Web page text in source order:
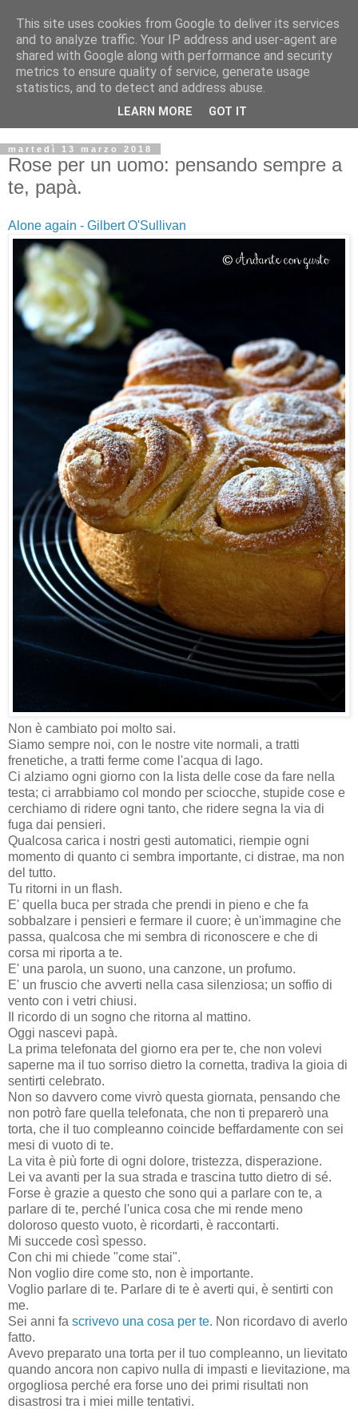
martedì 13 marzo 2018
Rose per un uomo: pensando sempre a
te, papà.
Alone again - Gilbert O'Sullivan
Non è cambiato poi molto sai.
Siamo sempre noi, con le nostre vite normali, a tratti
frenetiche, a tratti ferme come l'acqua di lago.
Ci alziamo ogni giorno con la lista delle cose da fare nella
testa; ci arrabbiamo col mondo per sciocche, stupide cose e
cerchiamo di ridere ogni tanto, che ridere segna la via di
fuga dai pensieri.
Qualcosa carica i nostri gesti automatici, riempie ogni
momento di quanto ci sembra importante, ci distrae, ma non
del tutto.
Tu ritorni in un flash.
E' quella buca per strada che prendi in pieno e che fa
sobbalzare i pensieri e fermare il cuore; è un'immagine che
passa, qualcosa che mi sembra di riconoscere e che di
corsa mi riporta a te.
E' una parola, un suono, una canzone, un profumo.
E' un fruscio che avverti nella casa silenziosa; un soffio di
vento con i vetri chiusi.
Il ricordo di un sogno che ritorna al mattino.
Oggi nascevi papà.
La prima telefonata del giorno era per te, che non volevi
saperne ma il tuo sorriso dietro la cornetta, tradiva la gioia di
sentirti celebrato.
Non so davvero come vivrò questa giornata, pensando che
non potrò fare quella telefonata, che non ti preparerò una
torta, che il tuo compleanno coincide beffardamente con sei
mesi di vuoto di te.
La vita è più forte di ogni dolore, tristezza, disperazione.
Lei va avanti per la sua strada e trascina tutto dietro di sé.
Forse è grazie a questo che sono qui a parlare con te, a
parlare di te, perché l'unica cosa che mi rende meno
doloroso questo vuoto, è ricordarti, è raccontarti.
Mi succede così spesso.
Con chi mi chiede "come stai".
Non voglio dire come sto, non è importante.
Voglio parlare di te. Parlare di te è averti qui, è sentirti con
me.
Sei anni fa scrivevo una cosa per te. Non ricordavo di averlo
fatto.
Avevo preparato una torta per il tuo compleanno, un lievitato
quando ancora non capivo nulla di impasti e lievitazione, ma
orgogliosa perché era forse uno dei primi risultati non
disastrosi tra i miei mille tentativi.
This site uses cookies from Google to deliver its services
and to analyze traffic. Your IP address and user-agent are
shared with Google along with performance and security
metrics to ensure quality of service, generate usage
statistics, and to detect and address abuse.
LEARN MORE GOT IT